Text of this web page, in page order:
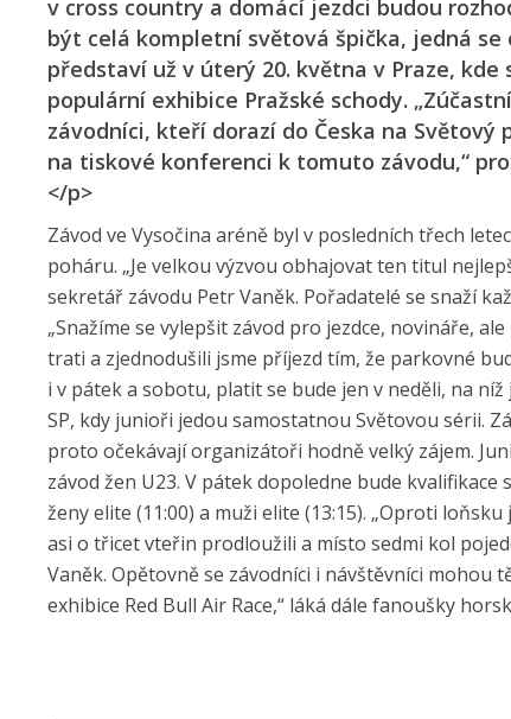
v cross country a domácí jezdci budou
být celá kompletní světová špička, jedná se
představí už v úterý 20. května v Praze,
populární exhibice Pražské schody.
závodníci, kteří dorazí do Česka na
na tiskové konferenci k tomuto závodu,“
</p>
Závod ve Vysočina aréně byl v posledních třech
poháru. „Je velkou výzvou obhajovat ten titul
sekretář závodu Petr Vaněk. Pořadatelé se snaží
„Snažíme se vylepšit závod pro jezdce, novináře,
trati a zjednodušili jsme příjezd tím, že parkovné
i v pátek a sobotu, platit se bude jen v neděli, na
SP, kdy junioři jedou samostatnou Světovou sérii.
proto očekávají organizátoři hodně velký zájem.
závod žen U23. V pátek dopoledne bude
ženy elite (11:00) a muži elite (13:15). „Oproti
asi o třicet vteřin prodloužili a místo sedmi kol
Vaněk. Opětovně se závodníci i návštěvníci mohou
exhibice Red Bull Air Race,“ láká dále fanoušky